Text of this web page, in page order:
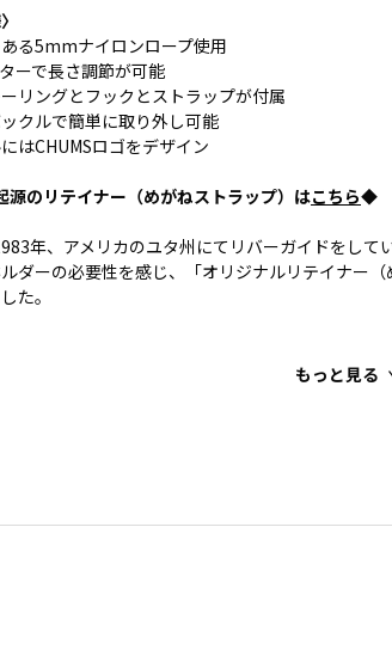
ある5mmナイロンロープ使用
ーで長さ調節が可能
リングとフックとストラップが付属
クルで簡単に取り外し可能
はCHUMSロゴをデザイン
源のリテイナー（めがねストラップ）はこちら◆
年、アメリカのユタ州にてリバーガイドをし
ダーの必要性を感じ、「オリジナルリテイナー
た。
もっと見る